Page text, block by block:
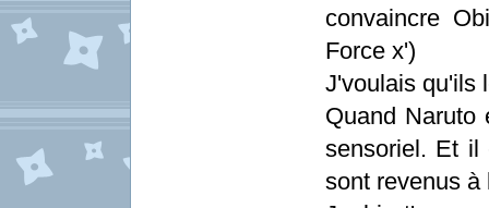
convaincre
Force x')
J'voulais qu'ils
Quand Naruto
sensoriel. Et il
sont revenus à